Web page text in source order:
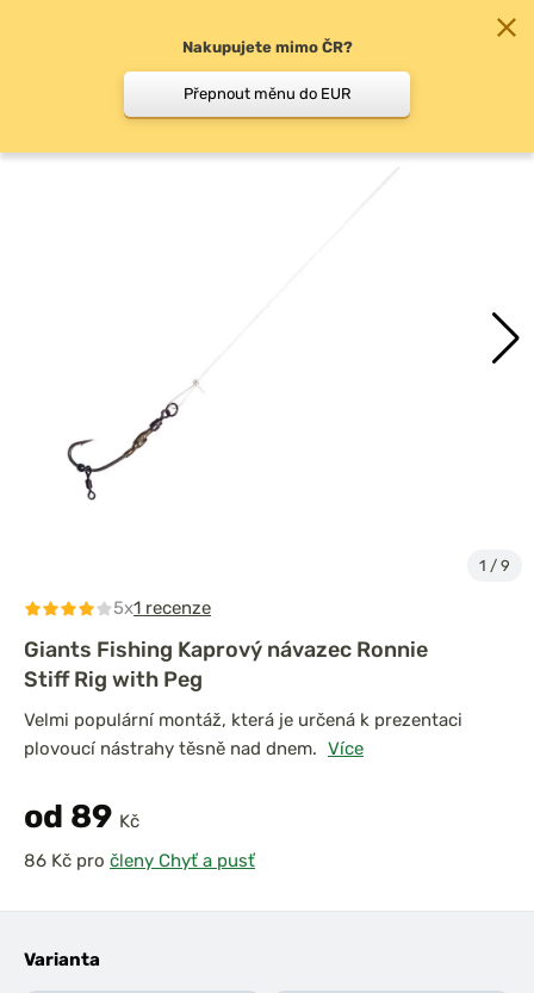
Ronnie Rig návazce
1 / 9
5x1 recenze
Giants Fishing Kaprový návazec Ronnie
Stiff Rig with Peg
Velmi populární montáž, která je určená k prezentaci
plovoucí nástrahy těsně nad dnem. Více
od 89 Kč
pro členy Chyť a pusť
Varianta
Nakupujete mimo ČR?
Přepnout měnu do EUR